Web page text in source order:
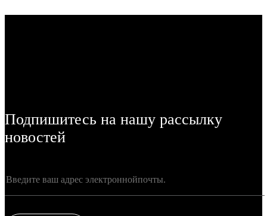
Подпишитесь на нашу рассылку
новостей